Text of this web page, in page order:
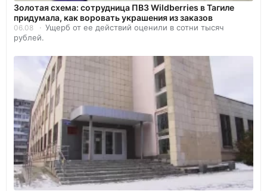
Золотая схема: сотрудница ПВЗ Wildberries в Тагиле
придумала, как воровать украшения из заказов
06.08
Ущерб от ее действий оценили в сотни тысяч
рублей.